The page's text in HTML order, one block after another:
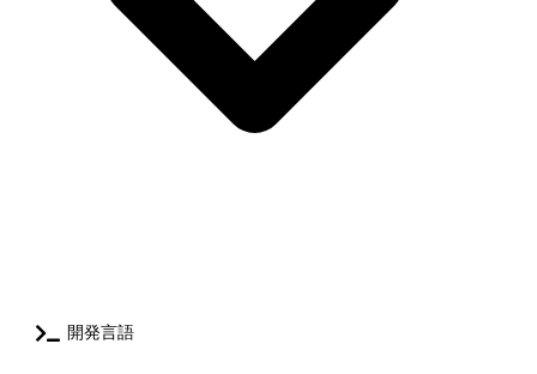
ん。 その制御を実現する為、ソフト単体として考えるだけでなく、分析
装置全体として考えられたソフト設計が求められる事から、業務を通じ
高度な知識・経験を得られる点に魅力を感じております。 【配属先】 ヘ
ルスケア事業統括本部 診断システム事業部 那珂診断製品本部への配属と
方】 ●残業時間:月20~30時間 ●在宅勤務: 週4日出社、週1日リモートワー
開発言語